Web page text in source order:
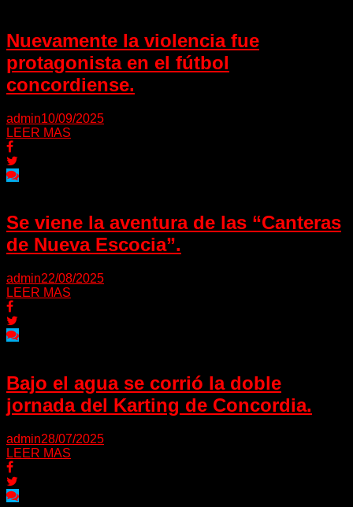
Nuevamente la violencia fue
protagonista en el fútbol
concordiense.
admin10/09/2025
LEER MAS
Se viene la aventura de las “Canteras
de Nueva Escocia”.
admin22/08/2025
LEER MAS
Bajo el agua se corrió la doble
jornada del Karting de Concordia.
admin28/07/2025
LEER MAS